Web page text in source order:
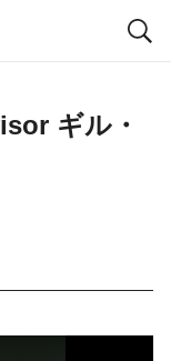
ギル・